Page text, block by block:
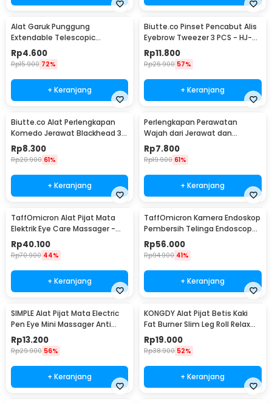
Alat Garuk Punggung
Extendable Telescopic
Stainless Steel - LJ-158
Rp4.600
Rp15.900 72%
+ Keranjang
Biutte.co Pinset Pencabut Alis
Eyebrow Tweezer 3 PCS - HJ-
E92
Rp11.800
Rp26.900 57%
+ Keranjang
Biutte.co Alat Perlengkapan
Komedo Jerawat Blackhead 3
PCS - PT3
Rp8.300
Rp20.900 61%
+ Keranjang
Perlengkapan Perawatan
Wajah dari Jerawat dan
Komedo Double Head 4PCS
Rp7.800
Rp19.900 61%
+ Keranjang
TaffOmicron Alat Pijat Mata
Elektrik Eye Care Massager -
XTK-018
Rp40.100
Rp70.900 44%
+ Keranjang
TaffOmicron Kamera Endoskop
Pembersih Telinga Endoscope
USB 3 in 1 - i96
Rp56.000
Rp94.900 41%
+ Keranjang
SIMPLE Alat Pijat Mata Electric
Pen Eye Mini Massager Anti
Aging - SM17
Rp13.200
Rp29.900 56%
+ Keranjang
KONGDY Alat Pijat Betis Kaki
Fat Burner Slim Leg Roll Relax
Massager - 301
Rp19.000
Rp38.900 52%
+ Keranjang